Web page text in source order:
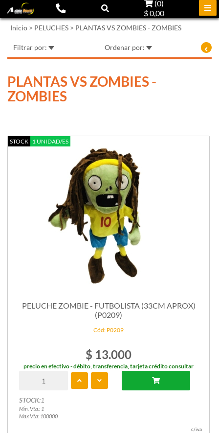
(0)
$ 0,00
Inicio > PELUCHES > PLANTAS VS ZOMBIES - ZOMBIES
Filtrar por: Ordenar por:
PLANTAS VS ZOMBIES -
ZOMBIES
STOCK 1 UNIDAD/ES
PELUCHE ZOMBIE - FUTBOLISTA (33CM APROX)
(P0209)
Cód: P0209
$ 13.000
precio en efectivo - débito, transferencia, tarjeta crédito consultar
STOCK:1
Min. Vta.: 1
Max Vta: 100000
c/iva